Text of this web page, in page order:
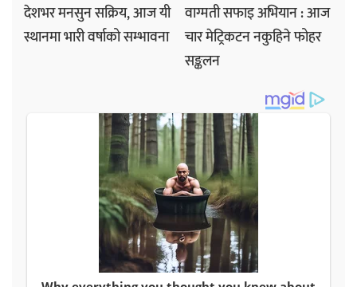
देशभर मनसुन सक्रिय, आज यी
स्थानमा भारी वर्षाको सम्भावना
वाग्मती सफाइ अभियान : आज
चार मेट्रिकटन नकुहिने फोहर
सङ्कलन